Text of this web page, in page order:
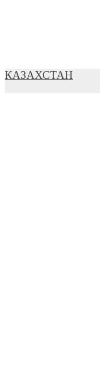
КАЗАХСТАН